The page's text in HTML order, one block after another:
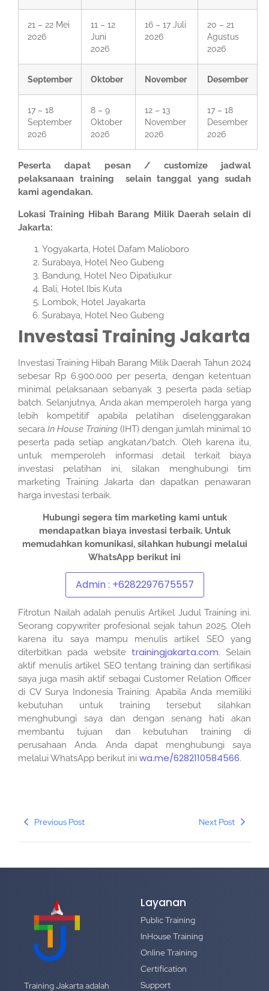
21 – 22 Mei
2026
11 – 12
Juni
2026
16 – 17 Juli
2026
20 – 21
Agustus
2026
September Oktober November Desember
17 – 18
September
2026
8 – 9
Oktober
2026
12 – 13
November
2026
17 – 18
Desember
2026
Peserta dapat pesan / customize jadwal
pelaksanaan training selain tanggal yang sudah
kami agendakan.
Lokasi Training Hibah Barang Milik Daerah selain di
Jakarta:
Yogyakarta, Hotel Dafam Malioboro
Surabaya, Hotel Neo Gubeng
Bandung, Hotel Neo Dipatiukur
Bali, Hotel Ibis Kuta
Lombok, Hotel Jayakarta
Surabaya, Hotel Neo Gubeng
Investasi Training Jakarta
Investasi Training Hibah Barang Milik Daerah Tahun 2024
sebesar Rp 6.900.000 per peserta, dengan ketentuan
minimal pelaksanaan sebanyak 3 peserta pada setiap
batch. Selanjutnya, Anda akan memperoleh harga yang
lebih kompetitif apabila pelatihan diselenggarakan
secara In House Training (IHT) dengan jumlah minimal 10
peserta pada setiap angkatan/batch. Oleh karena itu,
untuk memperoleh informasi detail terkait biaya
investasi pelatihan ini, silakan menghubungi tim
marketing Training Jakarta dan dapatkan penawaran
harga investasi terbaik.
Hubungi segera tim marketing kami untuk
mendapatkan biaya investasi terbaik.Untuk
memudahkan komunikasi, silahkan hubungi melalui
WhatsApp berikut ini
Admin : +6282297675557
Fitrotun Nailah adalah penulis Artikel Judul Training ini.
Seorang copywriter profesional sejak tahun 2025. Oleh
karena itu saya mampu menulis artikel SEO yang
diterbitkan pada website trainingjakarta.com. Selain
aktif menulis artikel SEO tentang training dan sertifikasi
saya juga masih aktif sebagai Customer Relation Officer
di CV Surya Indonesia Training. Apabila Anda memiliki
kebutuhan untuk training tersebut silahkan
menghubungi saya dan dengan senang hati akan
membantu tujuan dan kebutuhan training di
perusahaan Anda. Anda dapat menghubungi saya
melalui WhatsApp berikut ini wa.me/6282110584566.
Previous Post Next Post
Training Jakarta adalah
Layanan
Public Training
InHouse Training
Online Training
Certification
Support